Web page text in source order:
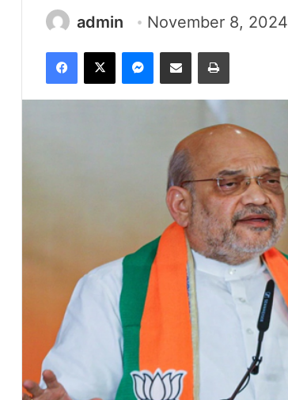
admin November 8, 2024
Facebook
X Messenger
Share via Email Print